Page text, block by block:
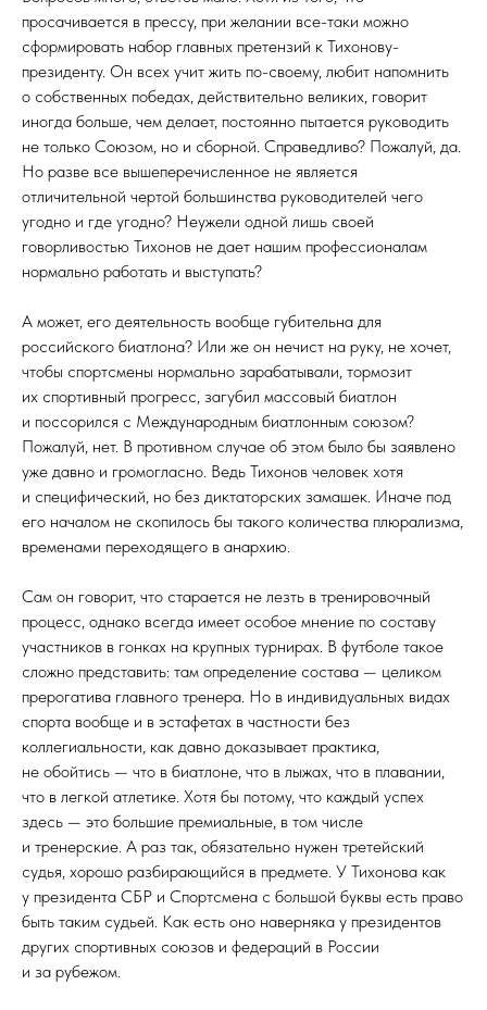
просачивается в прессу, при желании все-таки можно
сформировать набор главных претензий к Тихонову-
президенту. Он всех учит жить по-своему, любит напомнить
о собственных победах, действительно великих, говорит
иногда больше, чем делает, постоянно пытается руководить
не только Союзом, но и сборной. Справедливо? Пожалуй, да.
Но разве все вышеперечисленное не является
отличительной чертой большинства руководителей чего
угодно и где угодно? Неужели одной лишь своей
говорливостью Тихонов не дает нашим профессионалам
нормально работать и выступать?
А может, его деятельность вообще губительна для
российского биатлона? Или же он нечист на руку, не хочет,
чтобы спортсмены нормально зарабатывали, тормозит
их спортивный прогресс, загубил массовый биатлон
и поссорился с Международным биатлонным союзом?
Пожалуй, нет. В противном случае об этом было бы заявлено
уже давно и громогласно. Ведь Тихонов человек хотя
и специфический, но без диктаторских замашек. Иначе под
его началом не скопилось бы такого количества плюрализма,
временами переходящего в анархию.
Сам он говорит, что старается не лезть в тренировочный
процесс, однако всегда имеет особое мнение по составу
участников в гонках на крупных турнирах. В футболе такое
сложно представить: там определение состава — целиком
прерогатива главного тренера. Но в индивидуальных видах
спорта вообще и в эстафетах в частности без
коллегиальности, как давно доказывает практика,
не обойтись — что в биатлоне, что в лыжах, что в плавании,
что в легкой атлетике. Хотя бы потому, что каждый успех
здесь — это большие премиальные, в том числе
и тренерские. А раз так, обязательно нужен третейский
судья, хорошо разбирающийся в предмете. У Тихонова как
у президента СБР и Спортсмена с большой буквы есть право
быть таким судьей. Как есть оно наверняка у президентов
других спортивных союзов и федераций в России
и за рубежом.